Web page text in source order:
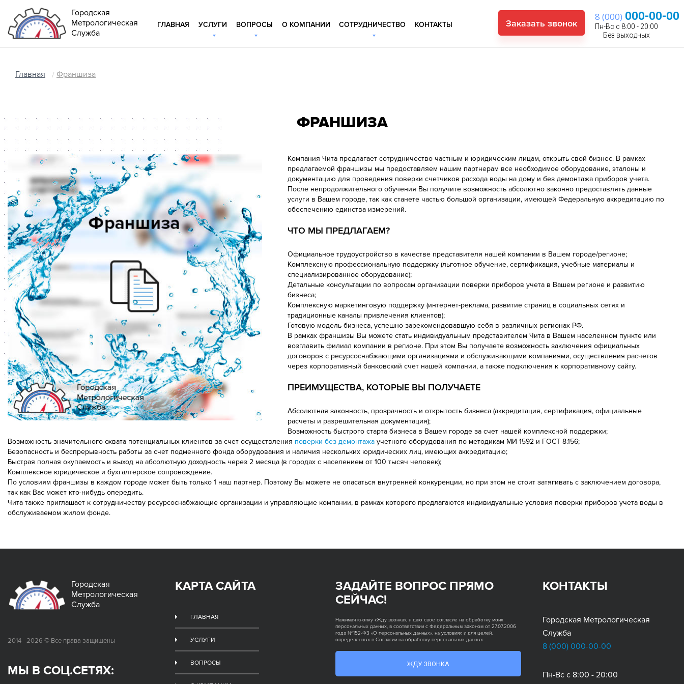
Городская
Метрологическая
Служба
ГЛАВНАЯ УСЛУГИ ВОПРОСЫ О КОМПАНИИ СОТРУДНИЧЕСТВО КОНТАКТЫ Заказать звонок
8 (000) 000-00-00
Пн-Вс с 8:00 - 20:00
Без выходных
Главная Франшиза
ФРАНШИЗА
Компания Чита предлагает сотрудничество частным и юридическим лицам, открыть свой бизнес. В рамках
предлагаемой франшизы мы предоставляем нашим партнерам все необходимое оборудование, эталоны и
документацию для проведения поверки счетчиков расхода воды на дому и без демонтажа приборов учета.
После непродолжительного обучения Вы получите возможность абсолютно законно предоставлять данные
услуги в Вашем городе, так как станете частью большой организации, имеющей Федеральную аккредитацию по
обеспечению единства измерений.
ЧТО МЫ ПРЕДЛАГАЕМ?
Официальное трудоустройство в качестве представителя нашей компании в Вашем городе/регионе;
Комплексную профессиональную поддержку (льготное обучение, сертификация, учебные материалы и
специализированное оборудование);
Детальные консультации по вопросам организации поверки приборов учета в Вашем регионе и развитию
бизнеса;
Комплексную маркетинговую поддержку (интернет-реклама, развитие страниц в социальных сетях и
традиционные каналы привлечения клиентов);
Готовую модель бизнеса, успешно зарекомендовавшую себя в различных регионах РФ.
В рамках франшизы Вы можете стать индивидуальным представителем Чита в Вашем населенном пункте или
возглавить филиал компании в регионе. При этом Вы получаете возможность заключения официальных
договоров с ресурсоснабжающими организациями и обслуживающими компаниями, осуществления расчетов
через корпоративный банковский счет нашей компании, а также подключения к корпоративному сайту.
ПРЕИМУЩЕСТВА, КОТОРЫЕ ВЫ ПОЛУЧАЕТЕ
Абсолютная законность, прозрачность и открытость бизнеса (аккредитация, сертификация, официальные
расчеты и разрешительная документация);
Возможность быстрого старта бизнеса в Вашем городе за счет нашей комплексной поддержки;
Возможность значительного охвата потенциальных клиентов за счет осуществления поверки без демонтажа учетного оборудования по методикам МИ-1592 и ГОСТ 8.156;
Безопасность и беспрерывность работы за счет подменного фонда оборудования и наличия нескольких юридических лиц, имеющих аккредитацию;
Быстрая полная окупаемость и выход на абсолютную доходность через 2 месяца (в городах с населением от 100 тысяч человек);
Комплексное юридическое и бухгалтерское сопровождение.
По условиям франшизы в каждом городе может быть только 1 наш партнер. Поэтому Вы можете не опасаться внутренней конкуренции, но при этом не стоит затягивать с заключением договора,
так как Вас может кто-нибудь опередить.
Чита также приглашает к сотрудничеству ресурсоснабжающие организации и управляющие компании, в рамках которого предлагаются индивидуальные условия поверки приборов учета воды в
обслуживаемом жилом фонде.
Городская
Метрологическая
Служба
2014 - 2026 © Все права защищены
МЫ В СОЦ.СЕТЯХ:
КАРТА САЙТА
ГЛАВНАЯ
УСЛУГИ
ВОПРОСЫ
ЗАДАЙТЕ ВОПРОС ПРЯМО
СЕЙЧАС!
Нажимая кнопку «Жду звонка», я даю свое согласие на обработку моих
персональных данных, в соответствии с Федеральным законом от 27.07.2006
года №152-ФЗ «О персональных данных», на условиях и для целей,
определенных в Согласии на обработку персональных данных
ЖДУ ЗВОНКА
КОНТАКТЫ
Городская Метрологическая
Служба
8 (000) 000-00-00
Пн-Вс с 8:00 - 20:00